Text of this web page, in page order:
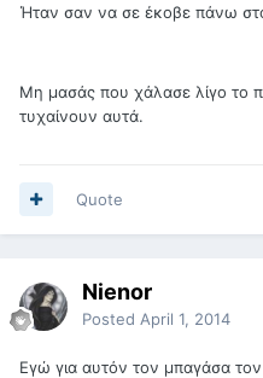
Ήταν σαν να σε έκοβε πάνω
Μη μασάς που χάλασε λίγο το
τυχαίνουν αυτά.
Quote
Nienor
Posted April 1, 2014
Εγώ για αυτόν τον μπαγάσα τον